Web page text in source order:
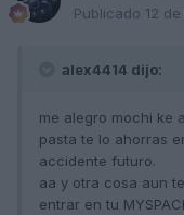
Publicado 12
alex4414 dijo:
me alegro mochi ke
pasta te lo ahorras
accidente futuro.
aa y otra cosa aun
entrar en tu